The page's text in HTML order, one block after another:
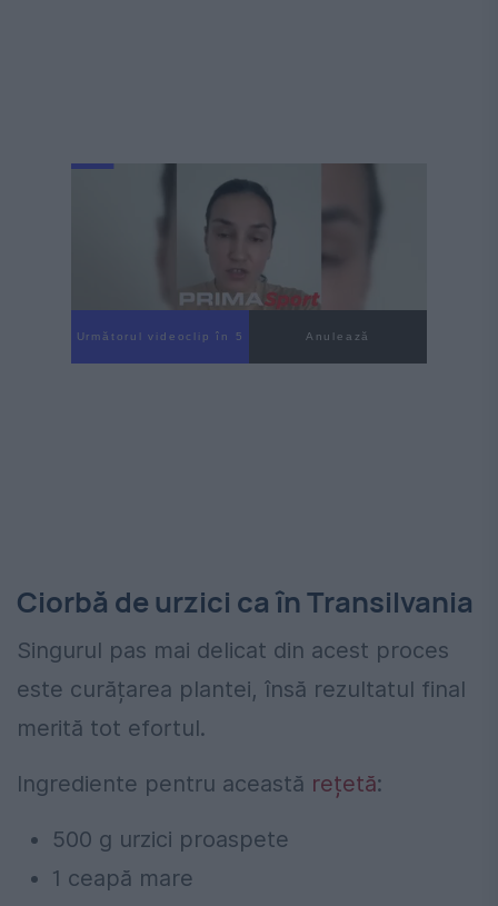
Următorul videoclip în 4 Anulează
Ciorbă de urzici ca în Transilvania
Singurul pas mai delicat din acest proces
este curățarea plantei, însă rezultatul final
merită tot efortul.
Ingrediente pentru această rețetă:
500 g urzici proaspete
1 ceapă mare